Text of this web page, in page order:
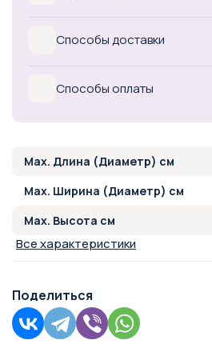
Способы доставки
Способы оплаты
Max. Длина (Диаметр) см
Max. Ширина (Диаметр) см
Max. Высота см
Все характеристики
Поделиться